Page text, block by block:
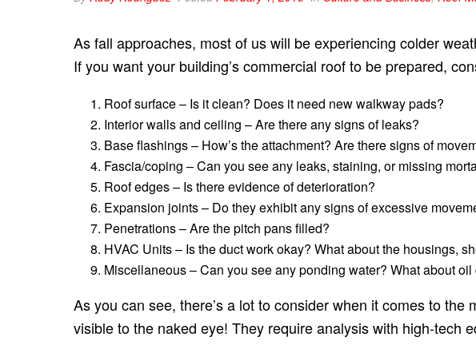
As fall approaches, most of us will be experiencing colder
I​f you want your building’s c​ommercial roof t​o be prepared,
Roof surface – ​Is it clean? Does it need new walkway pads?
Interior walls and ceiling – ​Are there any signs of leaks?
Base flashings – ​How’s the attachment? Are there signs of
Fascia/coping – ​Can you see any leaks, staining, or missing
Roof edges – ​Is there evidence of deterioration?
Expansion joints – ​Do they exhibit any signs of excessive
Penetrations – ​Are the pitch pans filled?
HVAC Units – ​Is the duct work okay? What about the housings,
Miscellaneous – ​Can you see any ponding water? What about oil
As you can see, there’s a lot to consider when it comes to
visible to the naked eye! ​They require analysis with high-tech